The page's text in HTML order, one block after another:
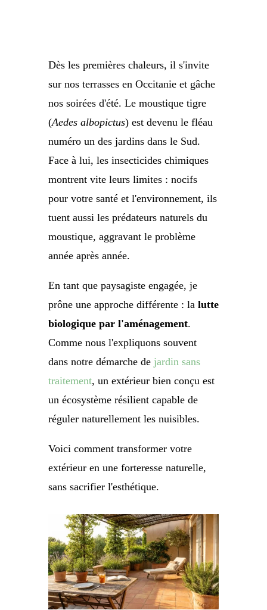
Dès les premières chaleurs, il s'invite
sur nos terrasses en Occitanie et gâche
nos soirées d'été. Le moustique tigre
(Aedes albopictus) est devenu le fléau
numéro un des jardins dans le Sud.
Face à lui, les insecticides chimiques
montrent vite leurs limites : nocifs
pour votre santé et l'environnement, ils
tuent aussi les prédateurs naturels du
moustique, aggravant le problème
année après année.
En tant que paysagiste engagée, je
prône une approche différente : la lutte
biologique par l'aménagement.
Comme nous l'expliquons souvent
dans notre démarche de jardin sans
traitement, un extérieur bien conçu est
un écosystème résilient capable de
réguler naturellement les nuisibles.
Voici comment transformer votre
extérieur en une forteresse naturelle,
sans sacrifier l'esthétique.